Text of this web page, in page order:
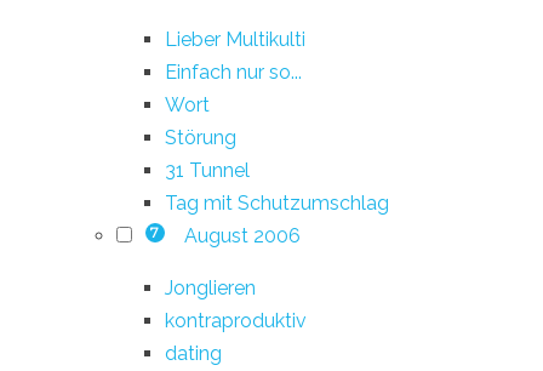
Lieber Multikulti
Einfach nur so...
Wort
Störung
31 Tunnel
Tag mit Schutzumschlag
7 August 2006
Jonglieren
kontraproduktiv
dating